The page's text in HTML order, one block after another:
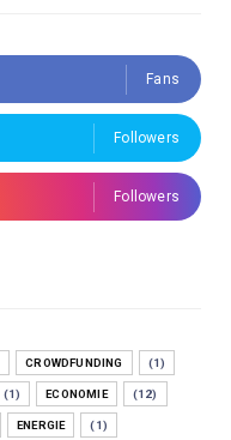
Fans
Followers
Followers
CROWDFUNDING (1)
(1) ECONOMIE (12)
ENERGIE (1)